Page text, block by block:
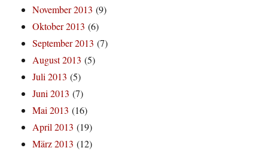
November 2013 (9)
Oktober 2013 (6)
September 2013 (7)
August 2013 (5)
Juli 2013 (5)
Juni 2013 (7)
Mai 2013 (16)
April 2013 (19)
März 2013 (12)